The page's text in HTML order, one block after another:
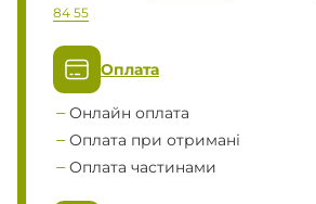
84 55
Оплата
Онлайн оплата
Оплата при отримані
Оплата частинами